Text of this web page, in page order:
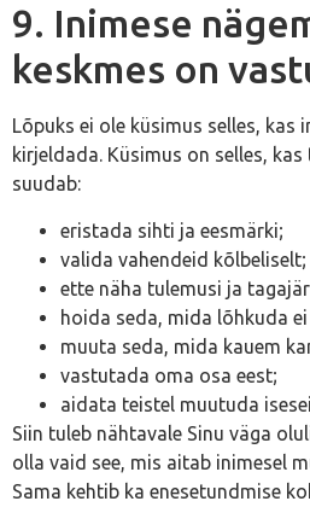
9. Inimese
keskmes on
Lõpuks ei ole küsimus selles, kas
kirjeldada. Küsimus on selles,
suudab:
eristada sihti ja eesmärki;
valida vahendeid kõlbeliselt;
ette näha tulemusi ja
hoida seda, mida lõhkuda
muuta seda, mida kauem
vastutada oma osa eest;
aidata teistel muutuda
Siin tuleb nähtavale Sinu väga
olla vaid see, mis aitab inimesel
Sama kehtib ka enesetundmise